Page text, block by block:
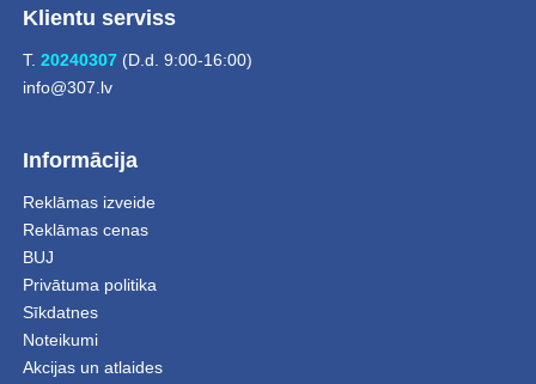
Klientu serviss
T. 20240307(D.d. 9:00-16:00)
info@307.lv
Informācija
Reklāmas izveide
Reklāmas cenas
BUJ
Privātuma politika
Sīkdatnes
Noteikumi
Akcijas un atlaides